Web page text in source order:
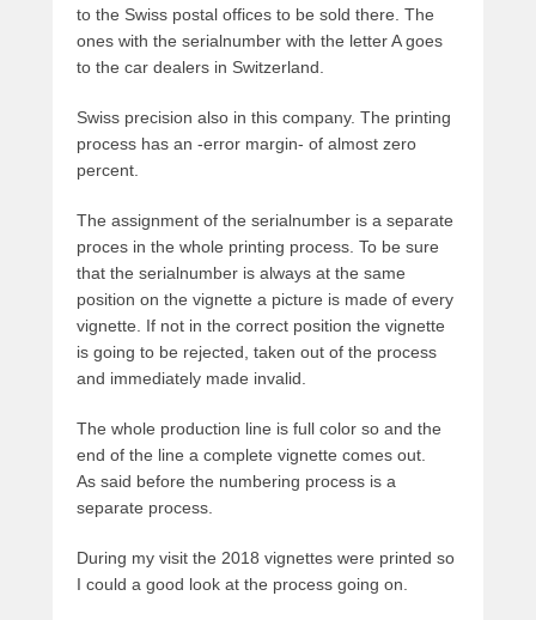
to the Swiss postal offices to be sold there. The
ones with the serialnumber with the letter A goes
to the car dealers in Switzerland.
Swiss precision also in this company. The printing
process has an -error margin- of almost zero
percent.
The assignment of the serialnumber is a separate
proces in the whole printing process. To be sure
that the serialnumber is always at the same
position on the vignette a picture is made of every
vignette. If not in the correct position the vignette
is going to be rejected, taken out of the process
and immediately made invalid.
The whole production line is full color so and the
end of the line a complete vignette comes out.
As said before the numbering process is a
separate process.
During my visit the 2018 vignettes were printed so
I could a good look at the process going on.